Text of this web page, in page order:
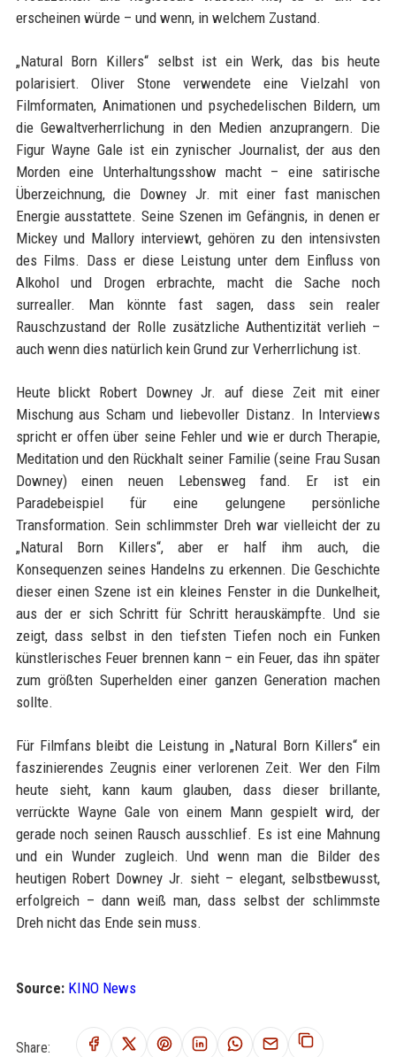
erscheinen würde – und wenn, in welchem Zustand.
„Natural Born Killers“ selbst ist ein Werk, das bis heute
polarisiert. Oliver Stone verwendete eine Vielzahl von
Filmformaten, Animationen und psychedelischen Bildern, um
die Gewaltverherrlichung in den Medien anzuprangern. Die
Figur Wayne Gale ist ein zynischer Journalist, der aus den
Morden eine Unterhaltungsshow macht – eine satirische
Überzeichnung, die Downey Jr. mit einer fast manischen
Energie ausstattete. Seine Szenen im Gefängnis, in denen er
Mickey und Mallory interviewt, gehören zu den intensivsten
des Films. Dass er diese Leistung unter dem Einfluss von
Alkohol und Drogen erbrachte, macht die Sache noch
surrealler. Man könnte fast sagen, dass sein realer
Rauschzustand der Rolle zusätzliche Authentizität verlieh –
auch wenn dies natürlich kein Grund zur Verherrlichung ist.
Heute blickt Robert Downey Jr. auf diese Zeit mit einer
Mischung aus Scham und liebevoller Distanz. In Interviews
spricht er offen über seine Fehler und wie er durch Therapie,
Meditation und den Rückhalt seiner Familie (seine Frau Susan
Downey) einen neuen Lebensweg fand. Er ist ein
Paradebeispiel für eine gelungene persönliche
Transformation. Sein schlimmster Dreh war vielleicht der zu
„Natural Born Killers“, aber er half ihm auch, die
Konsequenzen seines Handelns zu erkennen. Die Geschichte
dieser einen Szene ist ein kleines Fenster in die Dunkelheit,
aus der er sich Schritt für Schritt herauskämpfte. Und sie
zeigt, dass selbst in den tiefsten Tiefen noch ein Funken
künstlerisches Feuer brennen kann – ein Feuer, das ihn später
zum größten Superhelden einer ganzen Generation machen
sollte.
Für Filmfans bleibt die Leistung in „Natural Born Killers“ ein
faszinierendes Zeugnis einer verlorenen Zeit. Wer den Film
heute sieht, kann kaum glauben, dass dieser brillante,
verrückte Wayne Gale von einem Mann gespielt wird, der
gerade noch seinen Rausch ausschlief. Es ist eine Mahnung
und ein Wunder zugleich. Und wenn man die Bilder des
heutigen Robert Downey Jr. sieht – elegant, selbstbewusst,
erfolgreich – dann weiß man, dass selbst der schlimmste
Dreh nicht das Ende sein muss.
Source: KINO News
Share: